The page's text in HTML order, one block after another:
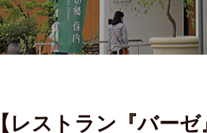
【レストラン『バー